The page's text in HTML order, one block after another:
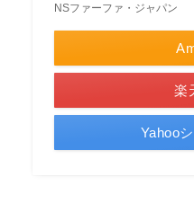
NSファーファ・ジャパン
楽
Yahoo